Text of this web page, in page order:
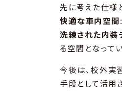
先に考えた仕様
快適な車内空間
洗練された内装
る空間となってい
今後は、校外実
手段として活用